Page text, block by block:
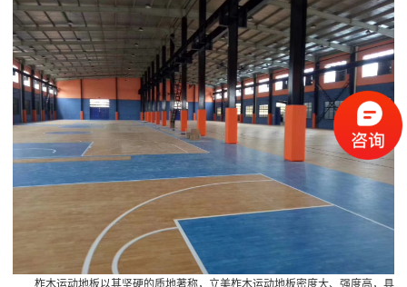
柞木运动地板以其坚硬的质地著称，立美柞木运动地板密度大、强度高，具